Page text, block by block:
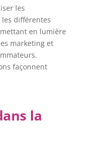
les
différentes
en lumière
marketing et
façonnent
la